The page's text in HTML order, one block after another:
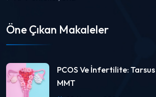
Öne Çıkan Makaleler
PCOS Ve İnfertilite: Tarsus
MMT